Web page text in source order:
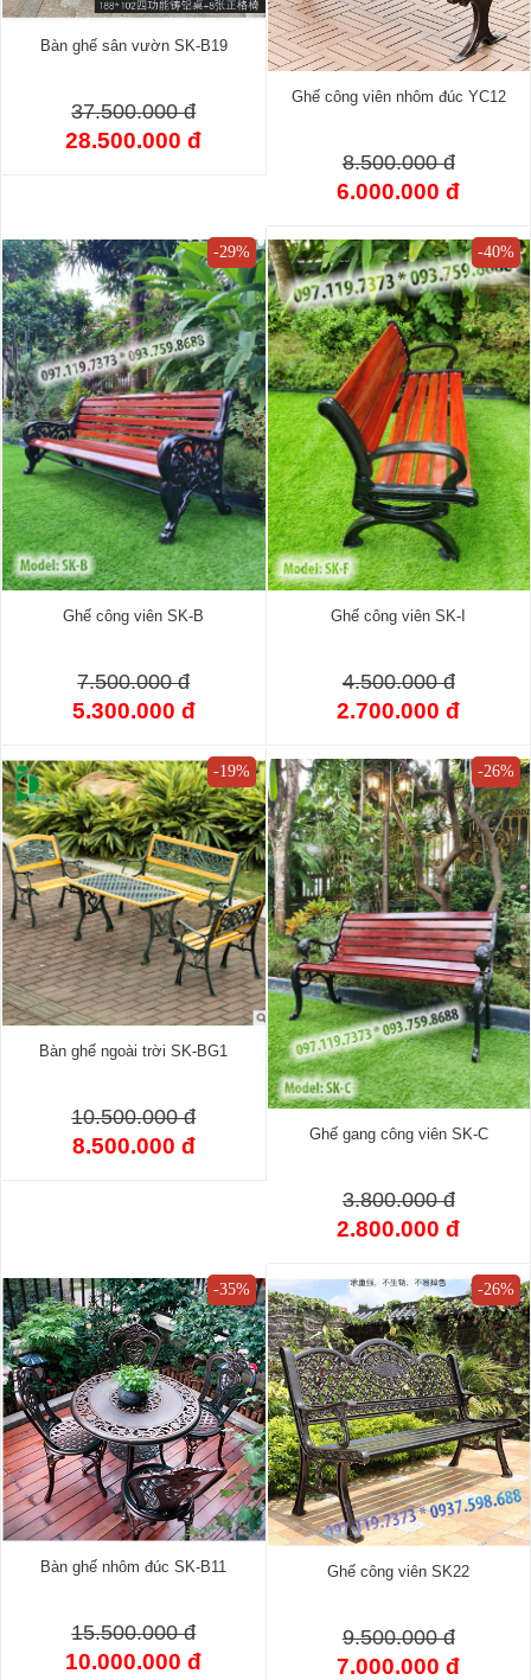
Bàn ghế sân vườn SK-B19
37.500.000 đ
28.500.000 đ
Ghế công viên nhôm đúc YC12
8.500.000 đ
6.000.000 đ
-29%
Ghế công viên SK-B
7.500.000 đ
5.300.000 đ
-40%
Ghế công viên SK-I
4.500.000 đ
2.700.000 đ
-19%
Bàn ghế ngoài trời SK-BG1
10.500.000 đ
8.500.000 đ
-26%
Ghế gang công viên SK-C
3.800.000 đ
2.800.000 đ
-35%
Bàn ghế nhôm đúc SK-B11
15.500.000 đ
10.000.000 đ
-26%
Ghế công viên SK22
9.500.000 đ
7.000.000 đ